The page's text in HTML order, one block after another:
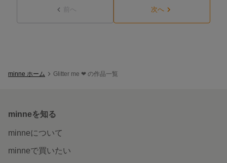
前へ 次へ
minne ホーム Glitter me ❤︎ の作品一覧
minneを知る
minneについて
minneで買いたい